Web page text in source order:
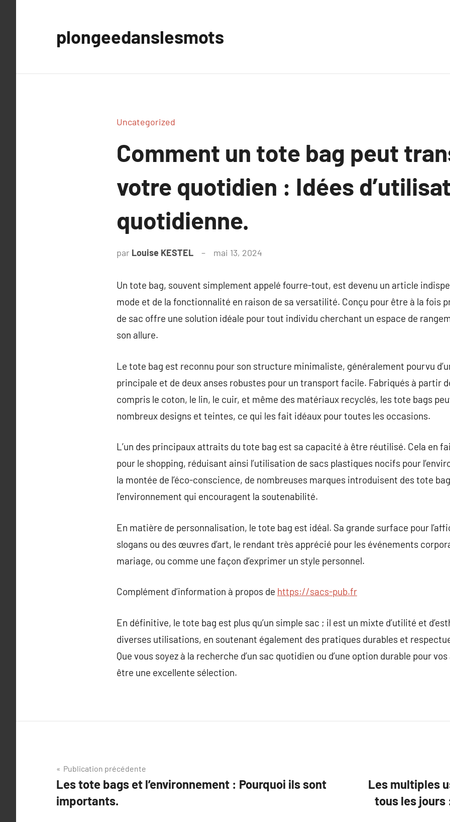
plongeedanslesmots
Uncategorized
Comment un tote bag peut
votre quotidien : Idées
quotidienne.
par Louise KESTEL mai 13, 2024
Un tote bag, souvent simplement appelé fourre-tout, est devenu un article
mode et de la fonctionnalité en raison de sa versatilité. Conçu pour être à la fois
de sac offre une solution idéale pour tout individu cherchant un espace de
son allure.
Le tote bag est reconnu pour son structure minimaliste, généralement pourvu
principale et de deux anses robustes pour un transport facile. Fabriqués à partir
compris le coton, le lin, le cuir, et même des matériaux recyclés, les tote bags
nombreux designs et teintes, ce qui les fait idéaux pour toutes les occasions.
L’un des principaux attraits du tote bag est sa capacité à être réutilisé. Cela en
pour le shopping, réduisant ainsi l’utilisation de sacs plastiques nocifs pour
la montée de l’éco-conscience, de nombreuses marques introduisent des tote
l’environnement qui encouragent la soutenabilité.
En matière de personnalisation, le tote bag est idéal. Sa grande surface pour
slogans ou des œuvres d’art, le rendant très apprécié pour les événements
mariage, ou comme une façon d’exprimer un style personnel.
Complément d’information à propos de https://sacs-pub.fr
En définitive, le tote bag est plus qu’un simple sac ; il est un mixte d’utilité et
diverses utilisations, en soutenant également des pratiques durables et
Que vous soyez à la recherche d’un sac quotidien ou d’une option durable pour
être une excellente sélection.
Navigation
de
l’article
Publication précédente
Les tote bags et l’environnement : Pourquoi ils sont
importants.
Les multiples
tous les jours